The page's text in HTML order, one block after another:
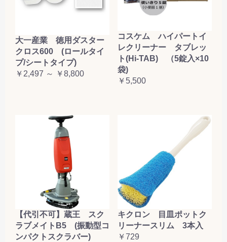
大一産業 徳用ダスター
クロス600 (ロールタイ
プ/シートタイプ)
￥2,497 ～ ￥8,800
コスケム ハイパートイ
レクリーナー タブレッ
ト(Hi-TAB) （5錠入×10
袋)
￥5,500
【代引不可】蔵王 スク
ラブメイトB5 (振動型コ
ンパクトスクラバー)
キクロン 目皿ポットク
リーナースリム 3本入
￥729